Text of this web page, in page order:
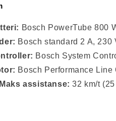
Bosch PowerTube 800
Bosch standard 2 A, 230
Bosch System
Bosch Performance Line
Maks assistanse: 32 km/t